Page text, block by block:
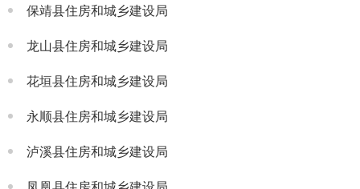
保靖县住房和城乡建设局
龙山县住房和城乡建设局
花垣县住房和城乡建设局
永顺县住房和城乡建设局
泸溪县住房和城乡建设局